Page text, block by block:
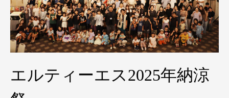
エルティーエス2025年納涼